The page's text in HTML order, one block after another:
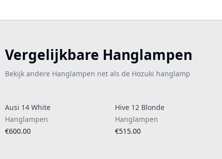
Vergelijkbare Hanglampen
Bekijk andere Hanglampen net als de Hozuki hanglamp
Ausi 14 White
Hanglampen
€600.00
Hive 12 Blonde
Hanglampen
€515.00